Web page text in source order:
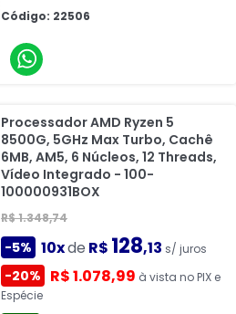
Código: 22506
Processador AMD Ryzen 5
8500G, 5GHz Max Turbo, Cachê
6MB, AM5, 6 Núcleos, 12 Threads,
Vídeo Integrado - 100-
100000931BOX
R$ 1.348,74
-5% 10xde R$ 128,13 s/ juros
-20% R$ 1.078,99 à vista no PIX e
Espécie